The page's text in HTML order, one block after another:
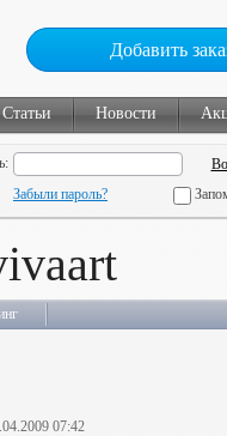
Добавить
Статьи Новости
Забыли пароль?
07:42